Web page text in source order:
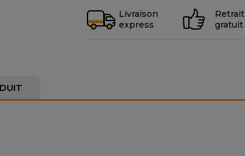
Livraison
express
Retrait
gratuit